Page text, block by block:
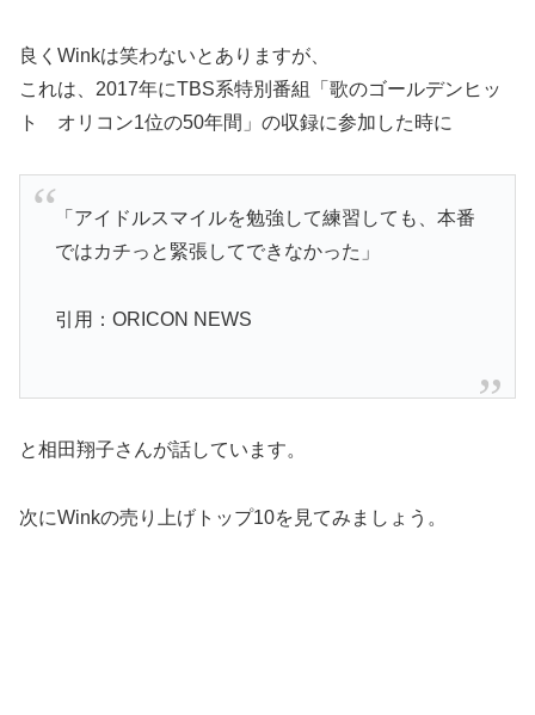
良くWinkは笑わないとありますが、
これは、2017年にTBS系特別番組「歌のゴールデンヒッ
ト オリコン1位の50年間」の収録に参加した時に
「アイドルスマイルを勉強して練習しても、本番
ではカチっと緊張してできなかった」
引用：ORICON NEWS
と相田翔子さんが話しています。
次にWinkの売り上げトップ10を見てみましょう。